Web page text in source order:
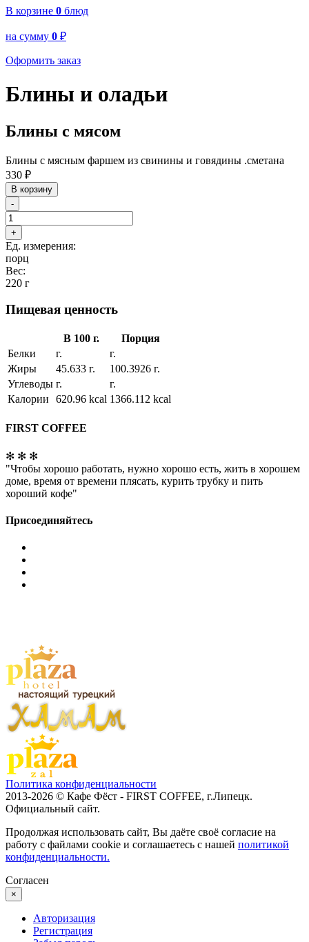
В корзине 0 блюд
на сумму 0 ₽
Оформить заказ
Блины и оладьи
Блины с мясом
Блины с мясным фаршем из свинины и говядины .сметана
330 ₽
В корзину
-
+
Ед. измерения:
порц
Вес:
220 г
Пищевая ценность
В 100 г.
Порция
Белки
г.
г.
Жиры
45.633 г.
100.3926 г.
Углеводы г.
г.
Калории
620.96 kcal 1366.112 kcal
FIRST COFFEE
✻ ✻ ✻
"Чтобы хорошо работать, нужно хорошо есть, жить в хорошем
доме, время от времени плясать, курить трубку и пить
хороший кофе"
Присоединяйтесь
Политика конфиденциальности
2013-2026 © Кафе Фёст - FIRST COFFEE, г.Липецк.
Официальный сайт.
Продолжая использовать сайт, Вы даёте своё согласие на
работу с файлами cookie и соглашаетесь с нашей политикой
конфиденциальности.
Согласен
×
Авторизация
Регистрация